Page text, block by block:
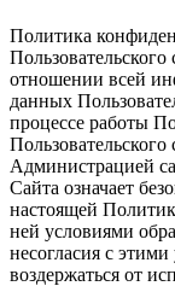
Политика
отношении всей
данных
процессе работы
Администрацией
Сайта означает
настоящей
ней условиями
несогласия с
воздержаться от